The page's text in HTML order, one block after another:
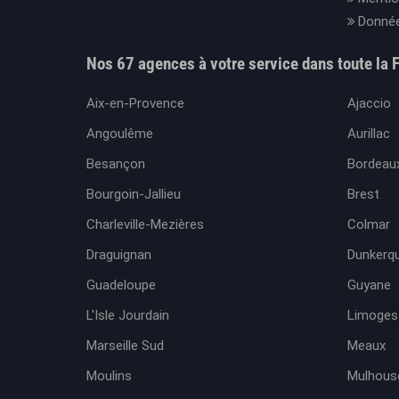
Nos 67 agences à votre service dans toute la
Aix-en-Provence Ajaccio
Angoulême
Aurillac
Besançon
Bourgoin-Jallieu
Brest
Charleville-Mezières
Colmar
Draguignan
Guadeloupe
Guyane
L'Isle Jourdain
Limoges
Marseille Sud
Meaux
Moulins